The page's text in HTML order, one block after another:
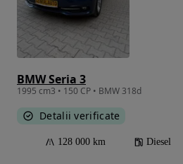
BMW Seria 3
1995 cm3 • 150 CP • BMW 318d
Detalii verificate
128 000 km Diesel